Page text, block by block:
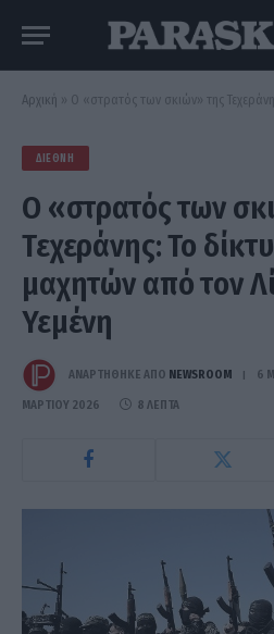
Αρχική » Ο «στρατός των σκιών» της Τεχεράνης: Το δίκτυο
ΔΙΕΘΝΉ
Ο «στρατός των
Τεχεράνης: Το
μαχητών από τον
Υεμένη
ΑΝΑΡΤΗΘΗΚΕ ΑΠΟ NEWSROOM 6
ΜΑΡΤΊΟΥ 2026 8 ΛΕΠΤΆ